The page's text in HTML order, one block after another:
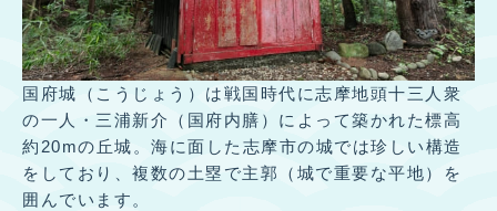
国府城（こうじょう）は戦国時代に志摩地頭十三人衆
の一人・三浦新介（国府内膳）によって築かれた標高
約20mの丘城。海に面した志摩市の城では珍しい構造
をしており、複数の土塁で主郭（城で重要な平地）を
囲んでいます。